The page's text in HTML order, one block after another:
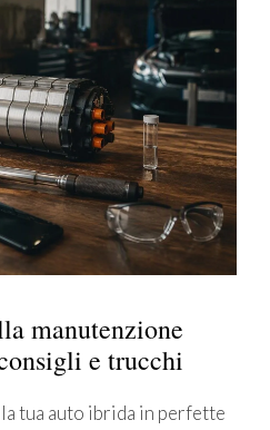
manutenzione
e trucchi
tua auto ibrida in perfette